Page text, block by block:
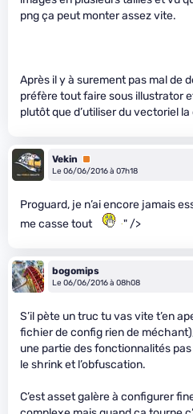
png ça peut monter assez vite.
Après il y à surement pas mal de
préfère tout faire sous illustrator
plutôt que d’utiliser du vectoriel la
Vekin
Premium
Le 06/06/2016 à 07h18
Proguard, je n’ai encore jamais
me casse tout
" />
bogomips
Le 06/06/2016 à 08h08
S’il pète un truc tu vas vite t’en
fichier de config rien de
une partie des fonctionnalités
le shrink et l’obfuscation.
C’est asset galère à configurer